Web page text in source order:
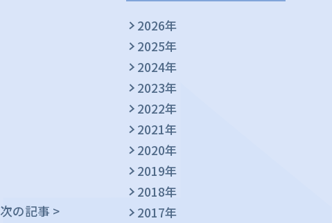
次の記事 >
2026年
2025年
2024年
2023年
2022年
2021年
2020年
2019年
2018年
2017年